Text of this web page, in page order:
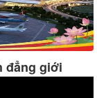
đẳng giới